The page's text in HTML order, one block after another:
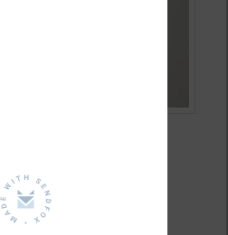
de configurer
les options